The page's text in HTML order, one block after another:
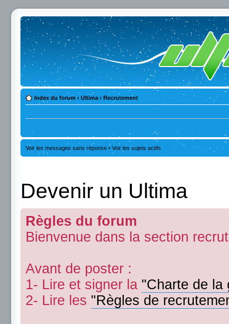
Index du forum ‹ Ultima ‹ Recrutement
Voir les messages sans réponse • Voir les sujets actifs
Devenir un Ultima
Règles du forum
Bienvenue dans la section
Avant de poster :
1- Lire et signer la "Charte de la
2- Lire les "Règles de